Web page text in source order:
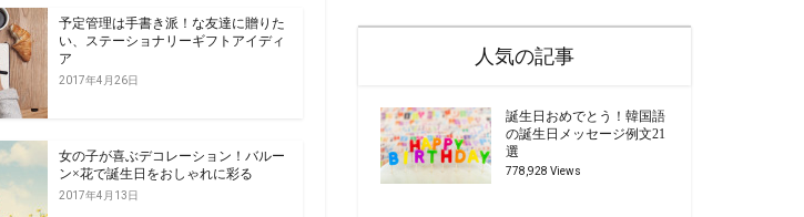
予定管理は手書き派！な友達に贈りた
い、ステーショナリーギフトアイディ
ア
2017年4月26日
女の子が喜ぶデコレーション！バルー
ン×花で誕生日をおしゃれに彩る
2017年4月13日
人気の記事
誕生日おめでとう！韓国語
の誕生日メッセージ例文21
選
778,928 Views